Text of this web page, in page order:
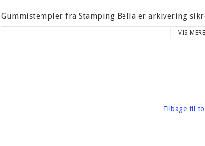
Gummistempler fra Stamping Bella er arkivering
VIS MERE
Tilbage til